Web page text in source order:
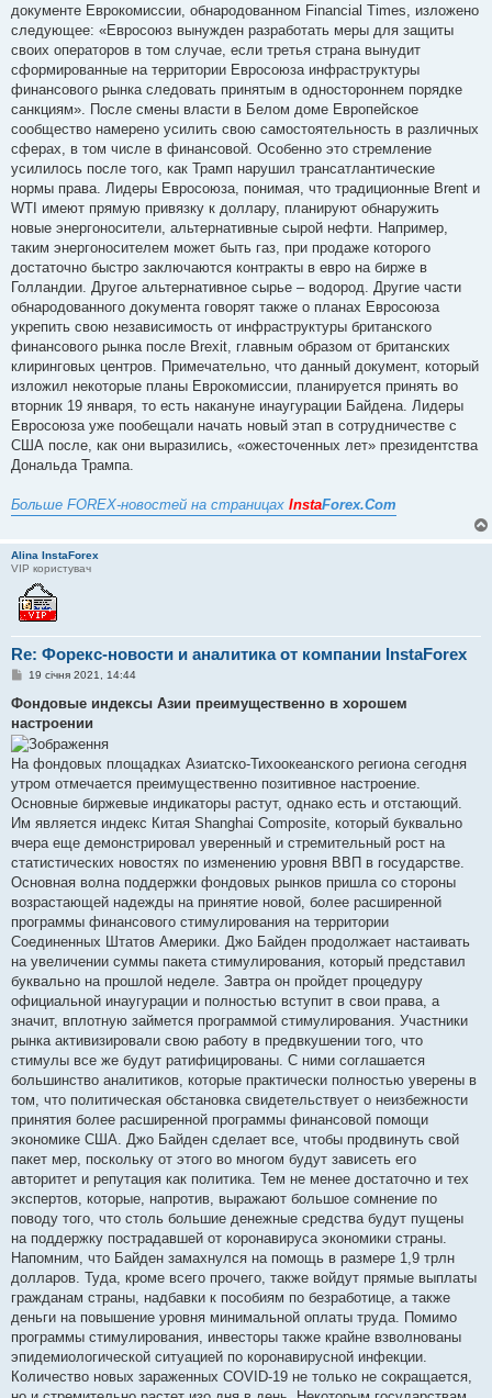
документе Еврокомиссии, обнародованном Financial Times, изложено
следующее: «Евросоюз вынужден разработать меры для защиты
своих операторов в том случае, если третья страна вынудит
сформированные на территории Евросоюза инфраструктуры
финансового рынка следовать принятым в одностороннем порядке
санкциям». После смены власти в Белом доме Европейское
сообщество намерено усилить свою самостоятельность в различных
сферах, в том числе в финансовой. Особенно это стремление
усилилось после того, как Трамп нарушил трансатлантические
нормы права. Лидеры Евросоюза, понимая, что традиционные Brent и
WTI имеют прямую привязку к доллару, планируют обнаружить
новые энергоносители, альтернативные сырой нефти. Например,
таким энергоносителем может быть газ, при продаже которого
достаточно быстро заключаются контракты в евро на бирже в
Голландии. Другое альтернативное сырье – водород. Другие части
обнародованного документа говорят также о планах Евросоюза
укрепить свою независимость от инфраструктуры британского
финансового рынка после Brexit, главным образом от британских
клиринговых центров. Примечательно, что данный документ, который
изложил некоторые планы Еврокомиссии, планируется принять во
вторник 19 января, то есть накануне инаугурации Байдена. Лидеры
Евросоюза уже пообещали начать новый этап в сотрудничестве с
США после, как они выразились, «ожесточенных лет» президентства
Дональда Трампа.
Больше FOREX-новостей на страницах InstaForex.Com
Alina InstaForex
VIP користувач
Re: Форекс-новости и аналитика от компании InstaForex
П
в
д
о
м
л
е
н
н
я
19 січня 2021, 14:44
Фондовые индексы Азии преимущественно в хорошем
настроении
На фондовых площадках Азиатско-Тихоокеанского региона сегодня
утром отмечается преимущественно позитивное настроение.
Основные биржевые индикаторы растут, однако есть и отстающий.
Им является индекс Китая Shanghai Composite, который буквально
вчера еще демонстрировал уверенный и стремительный рост на
статистических новостях по изменению уровня ВВП в государстве.
Основная волна поддержки фондовых рынков пришла со стороны
возрастающей надежды на принятие новой, более расширенной
программы финансового стимулирования на территории
Соединенных Штатов Америки. Джо Байден продолжает настаивать
на увеличении суммы пакета стимулирования, который представил
буквально на прошлой неделе. Завтра он пройдет процедуру
официальной инаугурации и полностью вступит в свои права, а
значит, вплотную займется программой стимулирования. Участники
рынка активизировали свою работу в предвкушении того, что
стимулы все же будут ратифицированы. С ними соглашается
большинство аналитиков, которые практически полностью уверены в
том, что политическая обстановка свидетельствует о неизбежности
принятия более расширенной программы финансовой помощи
экономике США. Джо Байден сделает все, чтобы продвинуть свой
пакет мер, поскольку от этого во многом будут зависеть его
авторитет и репутация как политика. Тем не менее достаточно и тех
экспертов, которые, напротив, выражают большое сомнение по
поводу того, что столь большие денежные средства будут пущены
на поддержку пострадавшей от коронавируса экономики страны.
Напомним, что Байден замахнулся на помощь в размере 1,9 трлн
долларов. Туда, кроме всего прочего, также войдут прямые выплаты
гражданам страны, надбавки к пособиям по безработице, а также
деньги на повышение уровня минимальной оплаты труда. Помимо
программы стимулирования, инвесторы также крайне взволнованы
эпидемиологической ситуацией по коронавирусной инфекции.
Количество новых зараженных COVID-19 не только не сокращается,